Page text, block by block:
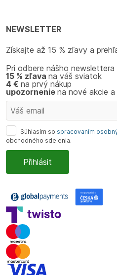
NEWSLETTER
Získajte až 15 % zľavy a
Pri odbere nášho
15 % zľava na váš sviatok
4 € na prvý nákup
upozornenie na nové akcie a
Súhlasím so spracovaním
obchodného sdelenia.